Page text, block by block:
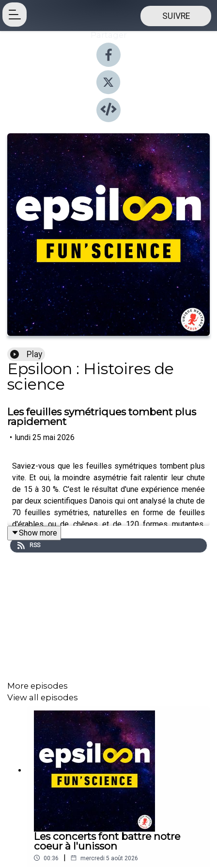
SUIVRE
Play
Epsiloon : Histoires de
science
Les feuilles symétriques tombent plus
rapidement
• lundi 25 mai 2026
Saviez-vous que les feuilles sy­­mé­triques tom­bent plus
vite. Et oui, la moindre asymétrie fait ralentir leur chute
de 15 à 30 %. C'est le résultat d'une expérience menée
par deux scientifiques Danois qui ont analysé la chute de
70 feuilles symétries, naturelles en forme de feuilles
d'érables ou de chênes et de 120 formes mutantes,
asymétriques.
Pour les chercheurs, l'évolution aurait favorisé la
Show more
RSS
More episodes
View all episodes
Les concerts font battre notre
coeur à l'unisson
00:36 | mercredi 5 août 2026